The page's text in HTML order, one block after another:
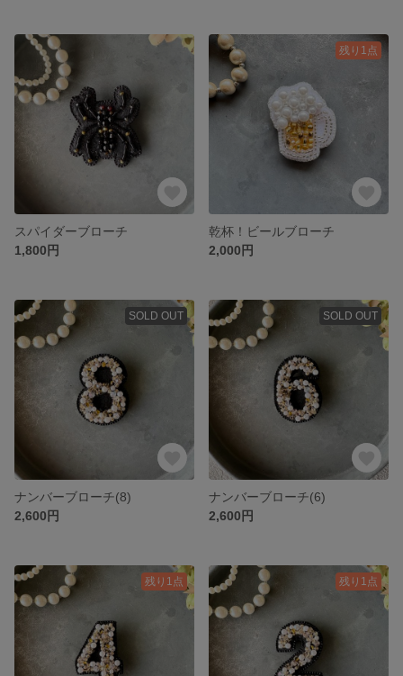
スパイダーブローチ
1,800円
残り1点
乾杯！ビールブローチ
2,000円
SOLD OUT
ナンバーブローチ(8)
2,600円
SOLD OUT
ナンバーブローチ(6)
2,600円
残り1点 残り1点